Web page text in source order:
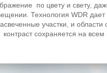
по цвету и свету,
Технология WDR дает
участки, и
сохраняется на всем